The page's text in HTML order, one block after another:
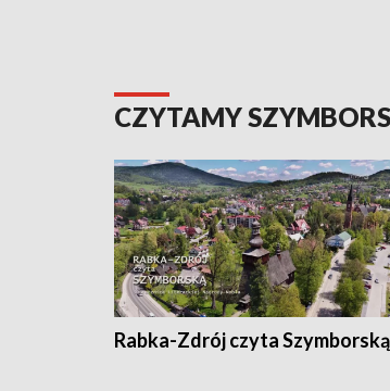
CZYTAMY
Rabka-Zdrój czyta Szymborską